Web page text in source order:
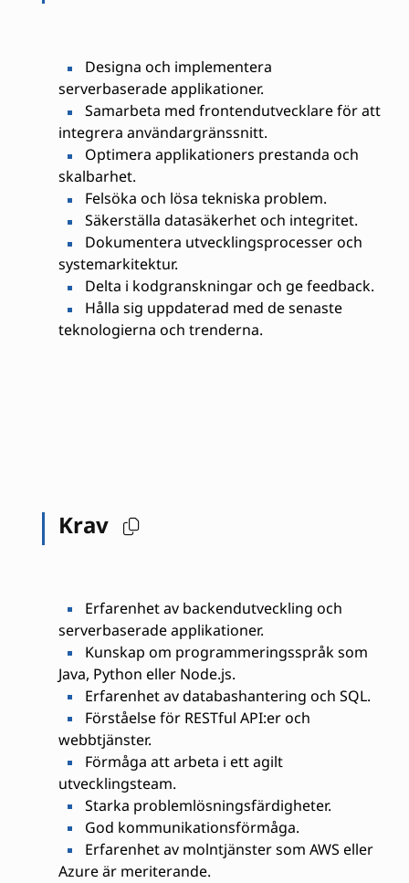
Designa och implementera
serverbaserade applikationer.
Samarbeta med frontendutvecklare för att
integrera användargränssnitt.
Optimera applikationers prestanda och
skalbarhet.
Felsöka och lösa tekniska problem.
Säkerställa datasäkerhet och integritet.
Dokumentera utvecklingsprocesser och
systemarkitektur.
Delta i kodgranskningar och ge feedback.
Hålla sig uppdaterad med de senaste
teknologierna och trenderna.
Krav
Erfarenhet av backendutveckling och
serverbaserade applikationer.
Kunskap om programmeringsspråk som
Java, Python eller Node.js.
Erfarenhet av databashantering och SQL.
Förståelse för RESTful API:er och
webbtjänster.
Förmåga att arbeta i ett agilt
utvecklingsteam.
Starka problemlösningsfärdigheter.
God kommunikationsförmåga.
Erfarenhet av molntjänster som AWS eller
Azure är meriterande.